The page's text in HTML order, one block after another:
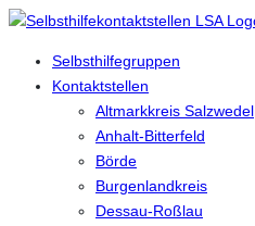
Selbsthilfegruppen
Kontaktstellen
Altmarkkreis Salzwedel
Anhalt-Bitterfeld
Börde
Burgenlandkreis
Dessau-Roßlau